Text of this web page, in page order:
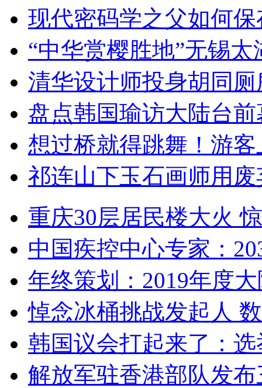
现代密码学之父如何
“中华赏樱胜地”无锡
清华设计师投身胡同
盘点韩国瑜访大陆台
想过桥就得跳舞！游客
祁连山下玉石画师用
重庆30层居民楼大火
中国疾控中心专家：
年终策划：2019年度
悼念冰桶挑战发起人
韩国议会打起来了：
解放军驻香港部队发